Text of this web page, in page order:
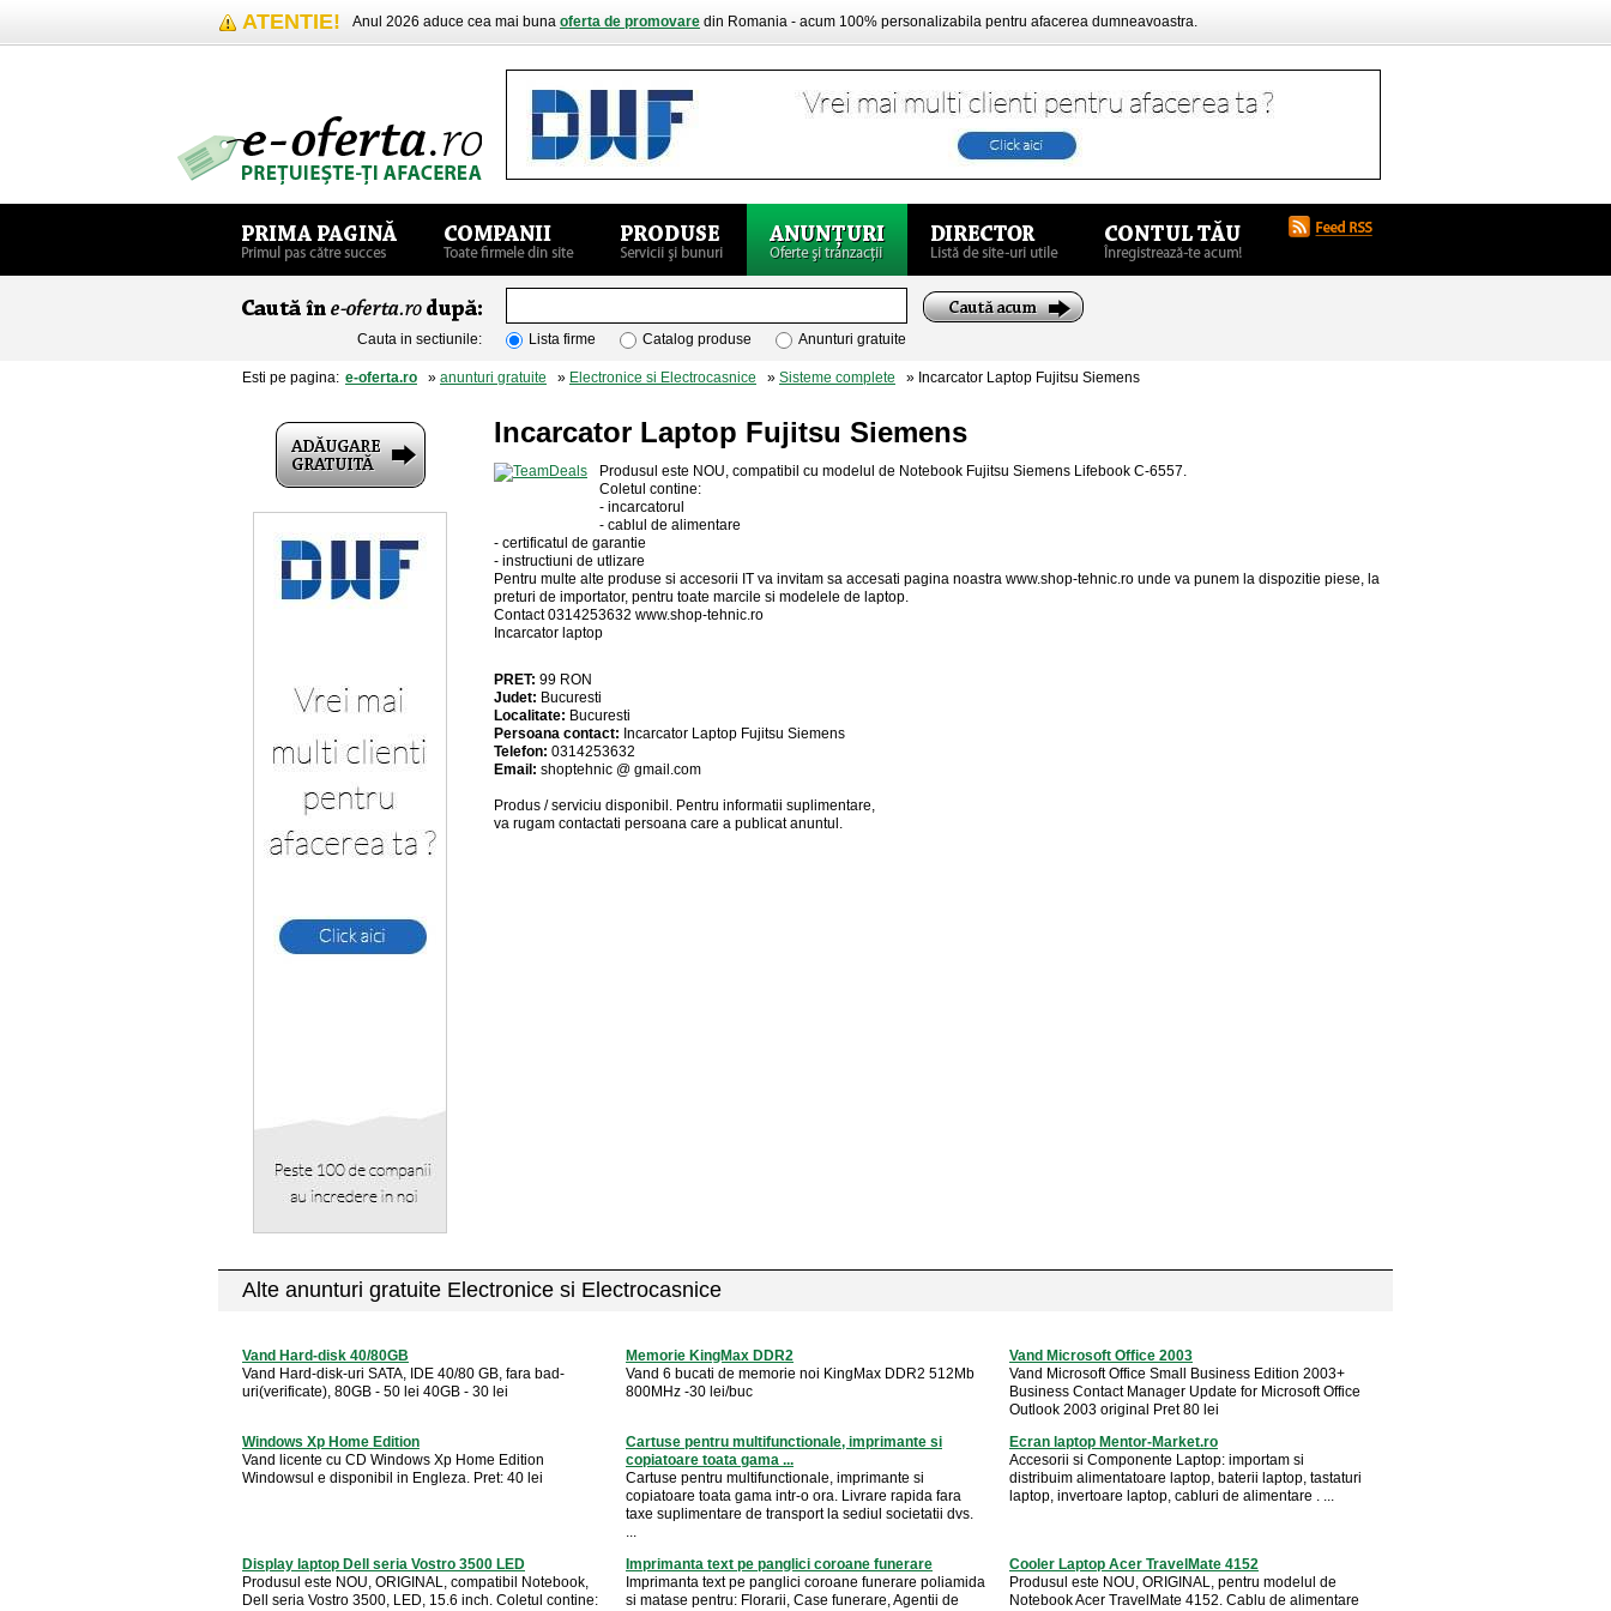
ATENTIE! Anul 2026 aduce cea mai buna oferta de promovare din Romania - acum 100% personalizabila pentru afacerea dumneavoastra.
Cauta in sectiunile: Lista firme Catalog produse Anunturi gratuite
Esti pe pagina: e-oferta.ro » anunturi gratuite » Electronice si Electrocasnice » Sisteme complete » Incarcator Laptop Fujitsu Siemens
Incarcator Laptop Fujitsu Siemens
Produsul este NOU, compatibil cu modelul de Notebook Fujitsu Siemens Lifebook C-6557.
Coletul contine:
- incarcatorul
- cablul de alimentare
- certificatul de garantie
- instructiuni de utlizare
Pentru multe alte produse si accesorii IT va invitam sa accesati pagina noastra www.shop-tehnic.ro unde va punem la dispozitie piese, la
preturi de importator, pentru toate marcile si modelele de laptop.
Contact 0314253632 www.shop-tehnic.ro
Incarcator laptop
PRET: 99 RON
Judet: Bucuresti
Localitate: Bucuresti
Persoana contact: Incarcator Laptop Fujitsu Siemens
Telefon: 0314253632
Email: shoptehnic @ gmail.com
Produs / serviciu disponibil . Pentru informatii suplimentare,
va rugam contactati persoana care a publicat anuntul.
Alte anunturi gratuite Electronice si Electrocasnice
Vand Hard-disk 40/80GB
Vand Hard-disk-uri SATA, IDE 40/80 GB, fara bad-
uri(verificate), 80GB - 50 lei 40GB - 30 lei
Memorie KingMax DDR2
Vand 6 bucati de memorie noi KingMax DDR2 512Mb
800MHz -30 lei/buc
Vand Microsoft Office 2003
Vand Microsoft Office Small Business Edition 2003+
Business Contact Manager Update for Microsoft Office
Outlook 2003 original Pret 80 lei
Windows Xp Home Edition
Vand licente cu CD Windows Xp Home Edition
Windowsul e disponibil in Engleza. Pret: 40 lei
Cartuse pentru multifunctionale, imprimante si
copiatoare toata gama ...
Cartuse pentru multifunctionale, imprimante si
copiatoare toata gama intr-o ora. Livrare rapida fara
taxe suplimentare de transport la sediul societatii dvs.
...
Ecran laptop Mentor-Market.ro
Accesorii si Componente Laptop: importam si
distribuim alimentatoare laptop, baterii laptop, tastaturi
laptop, invertoare laptop, cabluri de alimentare . ...
Display laptop Dell seria Vostro 3500 LED
Produsul este NOU, ORIGINAL, compatibil Notebook,
Dell seria Vostro 3500, LED, 15.6 inch. Coletul contine:
Imprimanta text pe panglici coroane funerare
Imprimanta text pe panglici coroane funerare poliamida
si matase pentru: Florarii, Case funerare, Agentii de
Cooler Laptop Acer TravelMate 4152
Produsul este NOU, ORIGINAL, pentru modelul de
Notebook Acer TravelMate 4152. Cablu de alimentare